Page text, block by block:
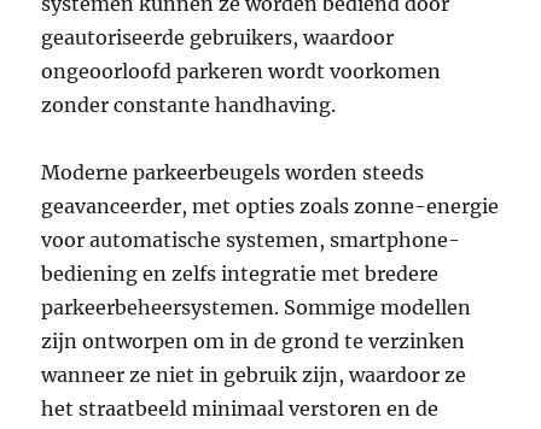
geautoriseerde gebruikers, waardoor
ongeoorloofd parkeren wordt voorkomen
zonder constante handhaving.
Moderne parkeerbeugels worden steeds
geavanceerder, met opties zoals zonne-energie
voor automatische systemen, smartphone-
bediening en zelfs integratie met bredere
parkeerbeheersystemen. Sommige modellen
zijn ontworpen om in de grond te verzinken
wanneer ze niet in gebruik zijn, waardoor ze
het straatbeeld minimaal verstoren en de